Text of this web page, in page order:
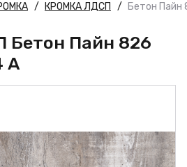
Искать
КРОМКА ЛДСП Бетон Пайн
Бетон Пайн 826
А